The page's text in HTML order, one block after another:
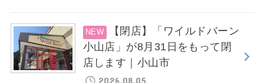
【閉店】「ワイルドバーン
小山店」が8月31日をもって閉
店します｜小山市
2026.08.05